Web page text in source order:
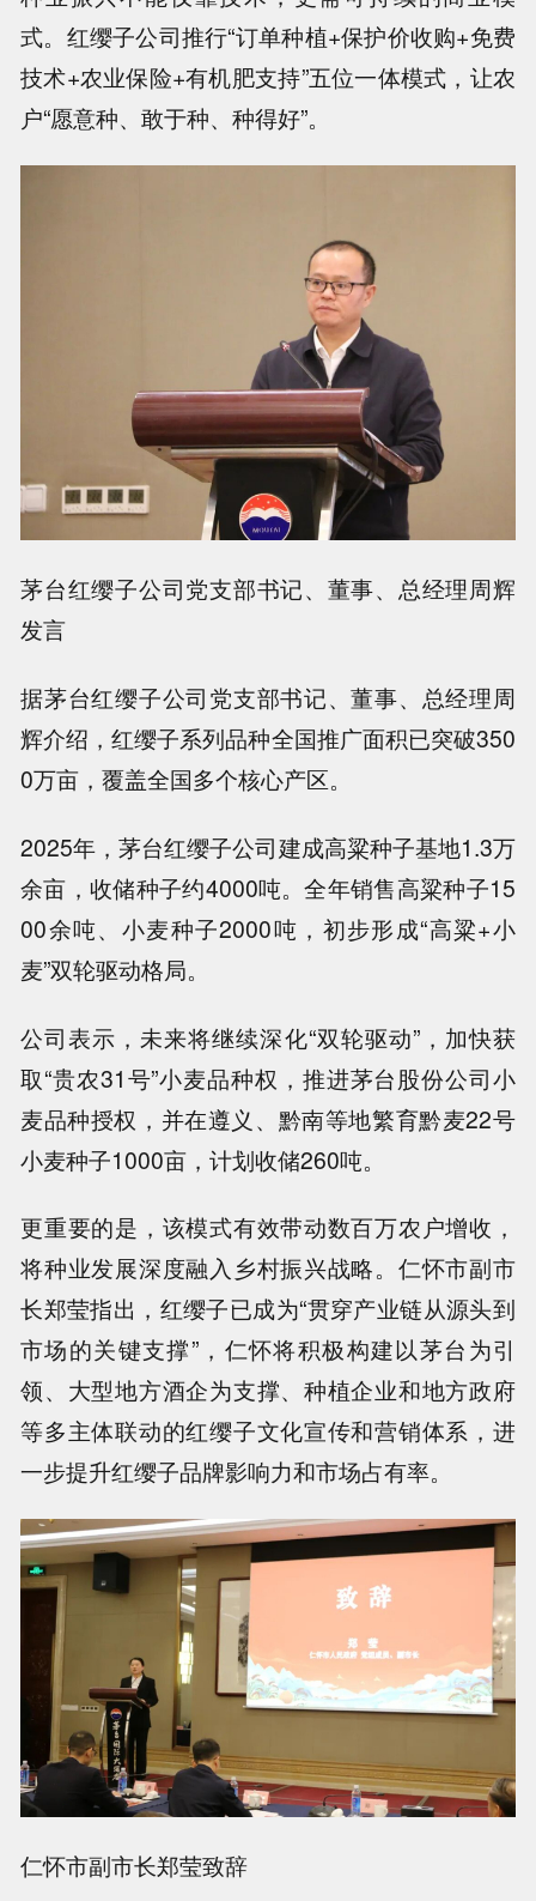
式。红缨子公司推行“订单种植+保护价收购+免费
技术+农业保险+有机肥支持”五位一体模式，让农
户“愿意种、敢于种、种得好”。
茅台红缨子公司党支部书记、董事、总经理周辉
发言
据茅台红缨子公司党支部书记、董事、总经理周
辉介绍，红缨子系列品种全国推广面积已突破350
0万亩，覆盖全国多个核心产区。
2025年，茅台红缨子公司建成高粱种子基地1.3万
余亩，收储种子约4000吨。全年销售高粱种子15
00余吨、小麦种子2000吨，初步形成“高粱+小
麦”双轮驱动格局。
公司表示，未来将继续深化“双轮驱动”，加快获
取“贵农31号”小麦品种权，推进茅台股份公司小
麦品种授权，并在遵义、黔南等地繁育黔麦22号
小麦种子1000亩，计划收储260吨。
更重要的是，该模式有效带动数百万农户增收，
将种业发展深度融入乡村振兴战略。仁怀市副市
长郑莹指出，红缨子已成为“贯穿产业链从源头到
市场的关键支撑”，仁怀将积极构建以茅台为引
领、大型地方酒企为支撑、种植企业和地方政府
等多主体联动的红缨子文化宣传和营销体系，进
一步提升红缨子品牌影响力和市场占有率。
仁怀市副市长郑莹致辞